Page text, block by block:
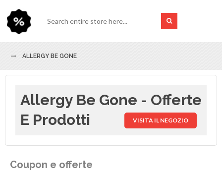
ALLERGY BE GONE
Allergy Be Gone - Offerte
E Prodotti
VISITA IL NEGOZIO
Coupon e offerte